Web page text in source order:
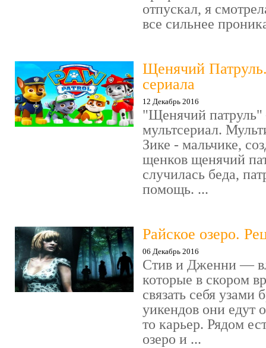
отпускал, я
все сильнее
Щенячий
сериала
12 Декабрь 2016
"Щенячий патруль"
мультсериал.
Зике - мальчике,
щенков щенячий
случилась беда,
помощь. ...
Райское озеро.
06 Декабрь 2016
Стив и Дженни —
которые в скором
связать себя узами
уикендов они едут
то карьер. Рядом
озеро и ...